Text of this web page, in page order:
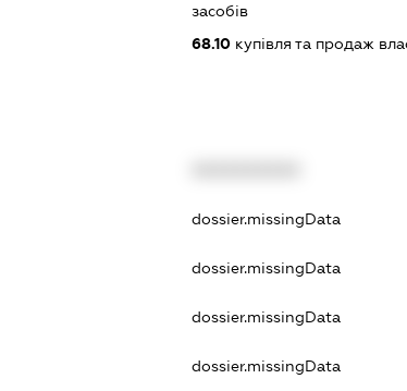
засобів
68.10купівля та продаж
dossier.missingData
dossier.missingData
dossier.missingData
dossier.missingData